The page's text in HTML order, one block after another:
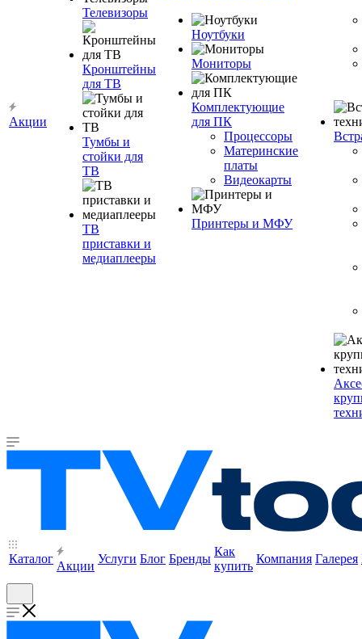
Акции
Телевизоры
Кронштейны
для ТВ
Тумбы и
стойки для
ТВ
ТВ
приставки и
медиаплееры
Ноутбуки
Мониторы
Комплектующие
для ПК
Процессоры
Материнские
платы
Видеокарты
Принтеры и МФУ
Каталог
Акции
Услуги Блог Бренды
Как
купить
Компания Галерея